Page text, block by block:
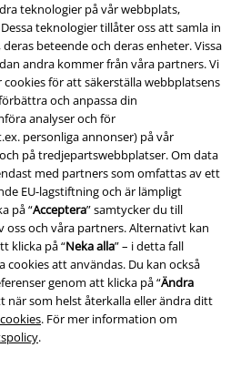
teknologier på vår webbplats,
teknologier tillåter oss att samla in
beteende och deras enheter. Vissa
andra kommer från våra partners. Vi
för att säkerställa webbplatsens
och anpassa din
analyser och för
personliga annonser) på vår
på tredjepartswebbplatser. Om data
med partners som omfattas av ett
EU-lagstiftning och är lämpligt
på “Acceptera” samtycker du till
oss och våra partners. Alternativt kan
klicka på “Neka alla” – i detta fall
att användas. Du kan också
genom att klicka på “Ändra
när som helst återkalla eller ändra ditt
. För mer information om
.
Villkor